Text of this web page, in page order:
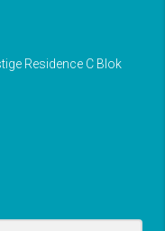
Residence C Blok